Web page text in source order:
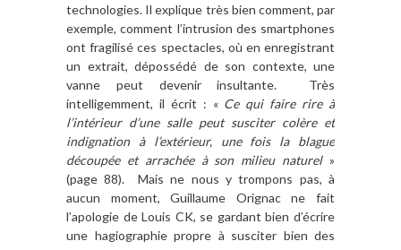
technologies. Il explique très bien comment, par
exemple, comment l’intrusion des smartphones
ont fragilisé ces spectacles, où en enregistrant
un extrait, dépossédé de son contexte, une
vanne peut devenir insultante. Très
intelligemment, il écrit : « Ce qui faire rire à
l’intérieur d’une salle peut susciter colère et
indignation à l’extérieur, une fois la blague
découpée et arrachée à son milieu naturel »
(page 88). Mais ne nous y trompons pas, à
aucun moment, Guillaume Orignac ne fait
l’apologie de Louis CK, se gardant bien d’écrire
une hagiographie propre à susciter bien des